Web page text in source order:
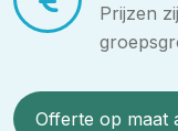
Prijzen
Offerte op maat